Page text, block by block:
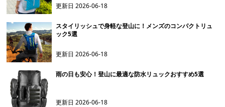
更新日2026-06-18
スタイリッシュで身軽な登山に！メンズのコンパクトリュ
ック5選
更新日2026-06-18
雨の日も安心！登山に最適な防水リュックおすすめ5選
更新日2026-06-18